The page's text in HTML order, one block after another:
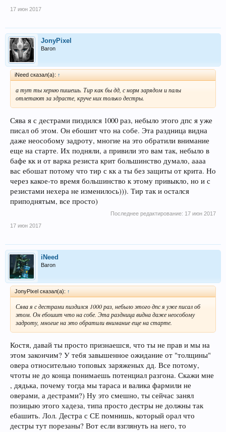
17 июн 2017
JonyPixel
Baron
iNeed сказал(а): ↑
а тут ты херню пишешь. Тир как бы дд, с норм зарядом и палы
отлетают за здрасте, круче них только дестры.
Сява я с дестрами пиздился 1000 раз, небыло этого дпс я уже
писал об этом. Он ебошит что на собе. Эта раздница видна
даже неособому задроту, многие на это обратили внимание
еще на старте. Их подняли, а привили это вам так, небыло в
бафе кк и от варка резиста крит большинство думало, аааа
вас ебошат потому что тир с кк а ты без защиты от крита. Но
через какое-то время большинство к этому привыкло, но и с
резистами нехера не изменилось))). Тир так и остался
приподнятым, все просто)
Последнее редактирование: 17 июн 2017
17 июн 2017
iNeed
Baron
JonyPixel сказал(а): ↑
Сява я с дестрами пиздился 1000 раз, небыло этого дпс я уже писал об
этом. Он ебошит что на собе. Эта раздница видна даже неособому
задроту, многие на это обратили внимание еще на старте.
Костя, давай ты просто признаешся, что ты не прав и мы на
этом закончим? У тебя завышенное ожидание от "толщины"
овера относительно топовых заряженых дд. Все потому,
чтоты не до конца понимаешь потенциал разгона. Скажи мне
, дядька, почему тогда мы тараса и валика фармили не
оверами, а дестрами?) Ну это смешно, ты сейчас занял
позицыю этого хадеза, типа просто дестры не должны так
ебашить. Лол. Дестра с СЕ помнишь, который орал что
дестры тут порезаны? Вот если взглянуть на него, то